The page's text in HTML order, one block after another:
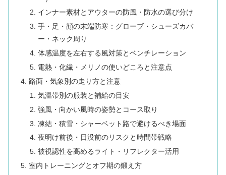
インナー素材とアウターの防風・防水の選び分け
手・足・顔の末端防寒：グローブ・シューズカバ
ー・ネック周り
体感温度を左右する風対策とベンチレーション
電熱・化繊・メリノの使いどころと注意点
路面・気象別の走り方と注意
気温帯別の服装と補給の目安
強風・向かい風時の姿勢とコース取り
凍結・積雪・シャーベット路で避けるべき場面
夜明け前後・日没前のリスクと時間帯戦略
被視認性を高めるライト・リフレクター活用
室内トレーニングとオフ期の鍛え方